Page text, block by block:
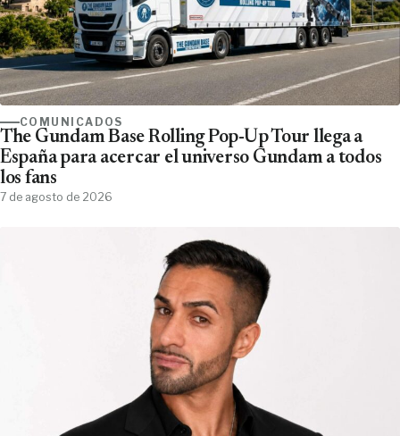
COMUNICADOS
The Gundam Base Rolling Pop-Up Tour llega a
España para acercar el universo Gundam a todos
los fans
7 de agosto de 2026